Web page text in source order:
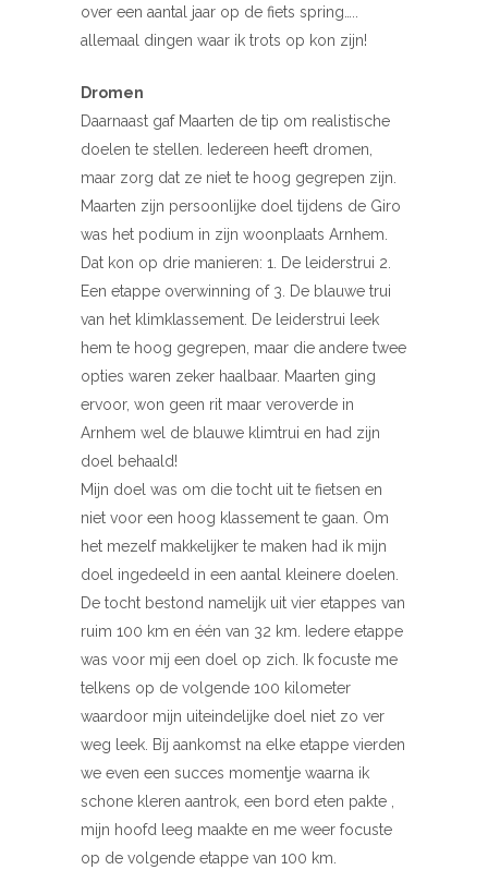
over een aantal jaar op de fiets spring…..
allemaal dingen waar ik trots op kon zijn!
Dromen
Daarnaast gaf Maarten de tip om realistische
doelen te stellen. Iedereen heeft dromen,
maar zorg dat ze niet te hoog gegrepen zijn.
Maarten zijn persoonlijke doel tijdens de Giro
was het podium in zijn woonplaats Arnhem.
Dat kon op drie manieren: 1. De leiderstrui 2.
Een etappe overwinning of 3. De blauwe trui
van het klimklassement. De leiderstrui leek
hem te hoog gegrepen, maar die andere twee
opties waren zeker haalbaar. Maarten ging
ervoor, won geen rit maar veroverde in
Arnhem wel de blauwe klimtrui en had zijn
doel behaald!
Mijn doel was om die tocht uit te fietsen en
niet voor een hoog klassement te gaan. Om
het mezelf makkelijker te maken had ik mijn
doel ingedeeld in een aantal kleinere doelen.
De tocht bestond namelijk uit vier etappes van
ruim 100 km en één van 32 km. Iedere etappe
was voor mij een doel op zich. Ik focuste me
telkens op de volgende 100 kilometer
waardoor mijn uiteindelijke doel niet zo ver
weg leek. Bij aankomst na elke etappe vierden
we even een succes momentje waarna ik
schone kleren aantrok, een bord eten pakte ,
mijn hoofd leeg maakte en me weer focuste
op de volgende etappe van 100 km.